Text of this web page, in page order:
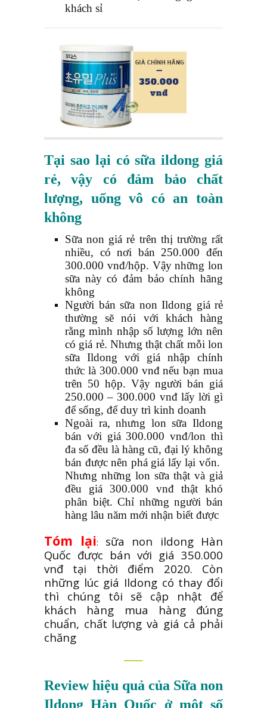
khách sỉ
Tại sao lại có sữa ildong giá
rẻ, vậy có đảm bảo chất
lượng, uống vô có an toàn
không
Sữa non giá rẻ trên thị trường rất
nhiều, có nơi bán 250.000 đến
300.000 vnđ/hộp. Vậy những lon
sữa này có đảm bảo chính hãng
không
Người bán sữa non Ildong giá rẻ
thường sẽ nói với khách hàng
rằng mình nhập số lượng lớn nên
có giá rẻ. Nhưng thật chất mỗi lon
sữa Ildong với giá nhập chính
thức là 300.000 vnđ nếu bạn mua
trên 50 hộp. Vậy người bán giá
250.000 – 300.000 vnđ lấy lời gì
để sống, để duy trì kinh doanh
Ngoài ra, nhưng lon sữa Ildong
bán với giá 300.000 vnđ/lon thì
đa số đều là hàng cũ, đại lý không
bán được nên phá giá lấy lại vốn.
Nhưng những lon sữa thật và giả
đều giá 300.000 vnđ thật khó
phân biệt. Chỉ những người bán
hàng lâu năm mới nhận biết được
Tóm lại: sữa non ildong Hàn
Quốc được bán với giá 350.000
vnđ tại thời điểm 2020. Còn
những lúc giá Ildong có thay đổi
thì chúng tôi sẽ cập nhật để
khách hàng mua hàng đúng
chuẩn, chất lượng và giá cả phải
chăng
—–
Review hiệu quả của Sữa non
Ildong Hàn Quốc ở một số